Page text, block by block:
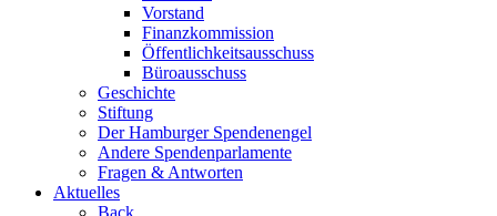
Vorstand
Finanzkommission
Öffentlichkeitsausschuss
Büroausschuss
Geschichte
Stiftung
Der Hamburger Spendenengel
Andere Spendenparlamente
Fragen & Antworten
Aktuelles
Back